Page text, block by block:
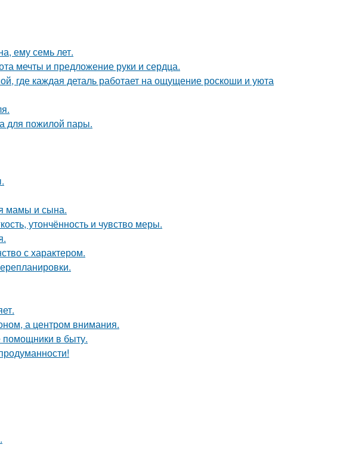
ему семь лет.
мечты и предложение руки и сердца.
где каждая деталь работает на ощущение роскоши и уюта
для пожилой пары.
мамы и сына.
утончённость и чувство меры.
с характером.
а центром внимания.
в быту.